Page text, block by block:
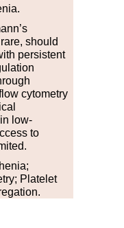
should
persistent
cytometry
low-
to
Platelet